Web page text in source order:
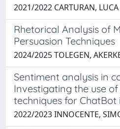
2021/2022 CARTURAN, LUCA
Rhetorical Analysis of
Persuasion Techniques
2024/2025 TOLEGEN,
Sentiment analysis in
Investigating the use
techniques for
2022/2023 INNOCENTE,